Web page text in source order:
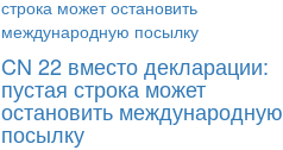
CN 22 вместо декларации:
пустая строка может
остановить международную
посылку